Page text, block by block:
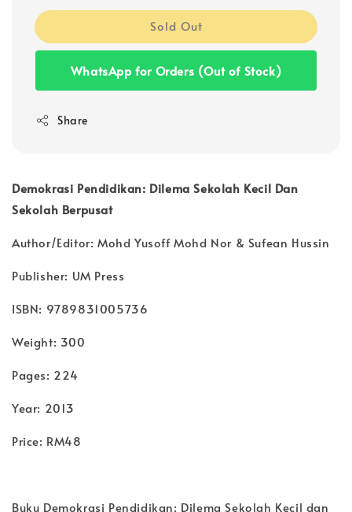
Sold Out
WhatsApp for Orders (Out of Stock)
Share
Demokrasi Pendidikan: Dilema Sekolah Kecil Dan
Sekolah Berpusat
Author/Editor: Mohd Yusoff Mohd Nor & Sufean Hussin
Publisher: UM Press
ISBN: 9789831005736
Weight: 300
Pages: 224
Year: 2013
Price: RM48
Buku Demokrasi Pendidikan: Dilema Sekolah Kecil dan